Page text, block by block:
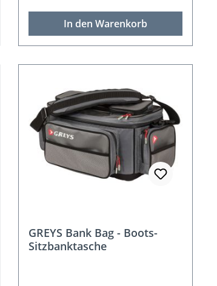
In den Warenkorb
GREYS Bank Bag - Boots-
Sitzbanktasche